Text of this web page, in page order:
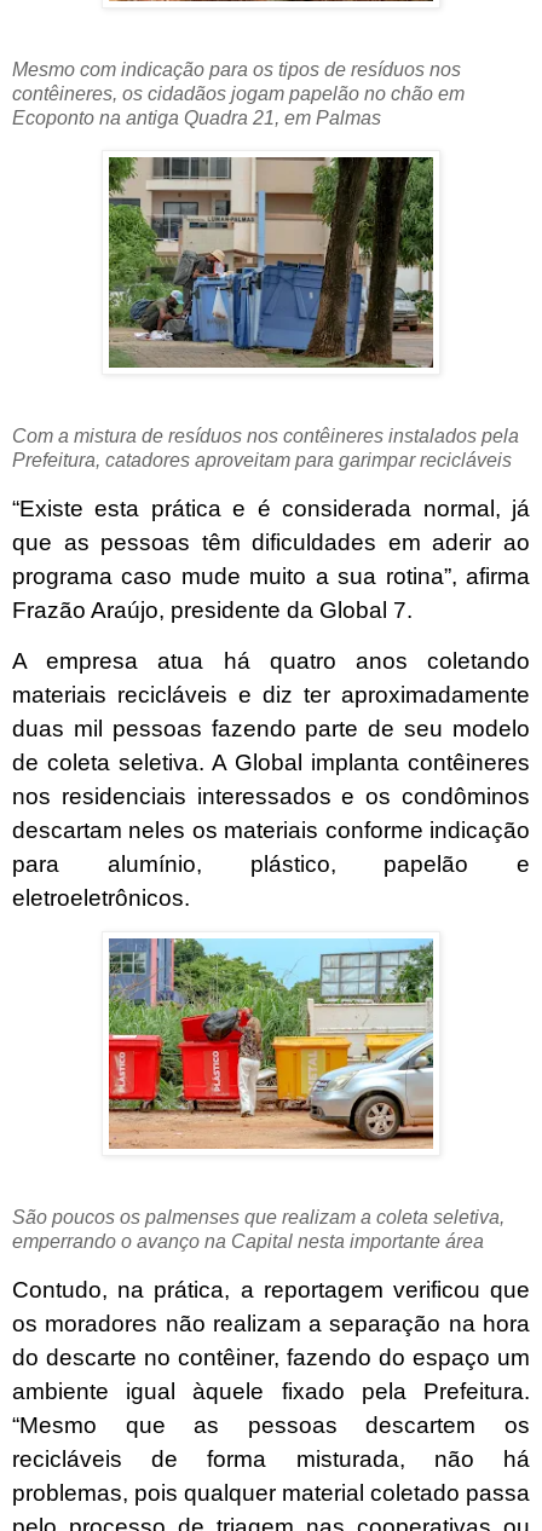
Mesmo com indicação para os tipos de resíduos nos
contêineres, os cidadãos jogam papelão no chão em
Ecoponto na antiga Quadra 21, em Palmas
Com a mistura de resíduos nos contêineres instalados pela
Prefeitura, catadores aproveitam para garimpar recicláveis
“Existe esta prática e é considerada normal, já
que as pessoas têm dificuldades em aderir ao
programa caso mude muito a sua rotina”, afirma
Frazão Araújo, presidente da Global 7.
A empresa atua há quatro anos coletando
materiais recicláveis e diz ter aproximadamente
duas mil pessoas fazendo parte de seu modelo
de coleta seletiva. A Global implanta contêineres
nos residenciais interessados e os condôminos
descartam neles os materiais conforme indicação
para alumínio, plástico, papelão e
eletroeletrônicos.
São poucos os palmenses que realizam a coleta seletiva,
emperrando o avanço na Capital nesta importante área
Contudo, na prática, a reportagem verificou que
os moradores não realizam a separação na hora
do descarte no contêiner, fazendo do espaço um
ambiente igual àquele fixado pela Prefeitura.
“Mesmo que as pessoas descartem os
recicláveis de forma misturada, não há
problemas, pois qualquer material coletado passa